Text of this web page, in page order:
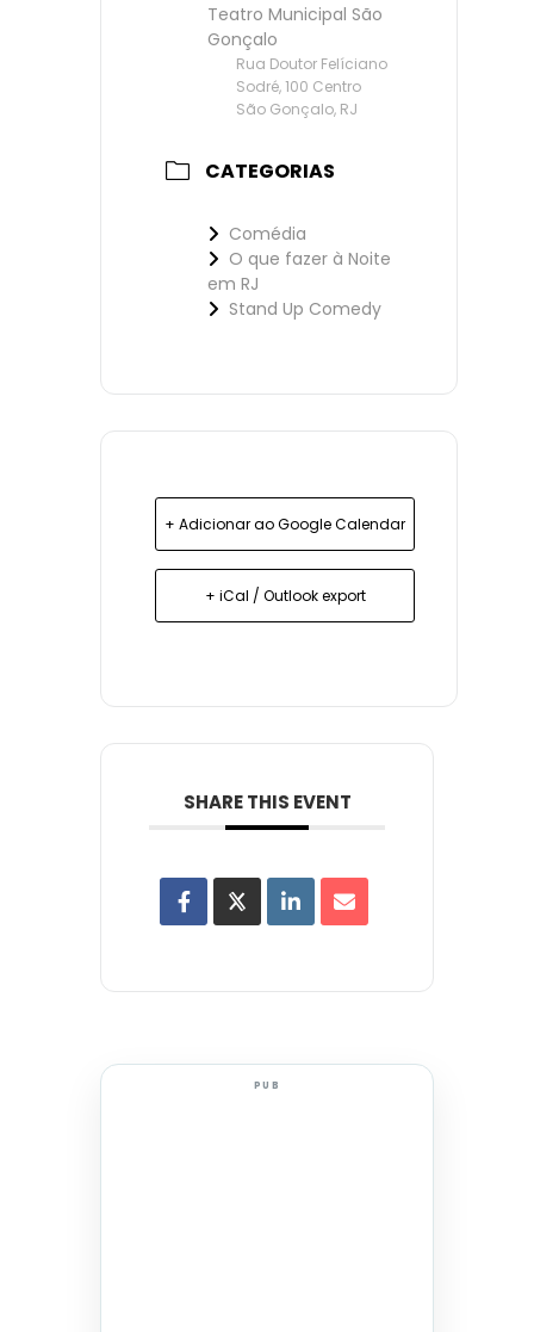
Teatro Municipal São
Gonçalo
Rua Doutor Felíciano
Sodré, 100 Centro
São Gonçalo, RJ
CATEGORIAS
Comédia
O que fazer à Noite
em RJ
Stand Up Comedy
+ Adicionar ao Google Calendar
+ iCal / Outlook export
SHARE THIS EVENT
PUB